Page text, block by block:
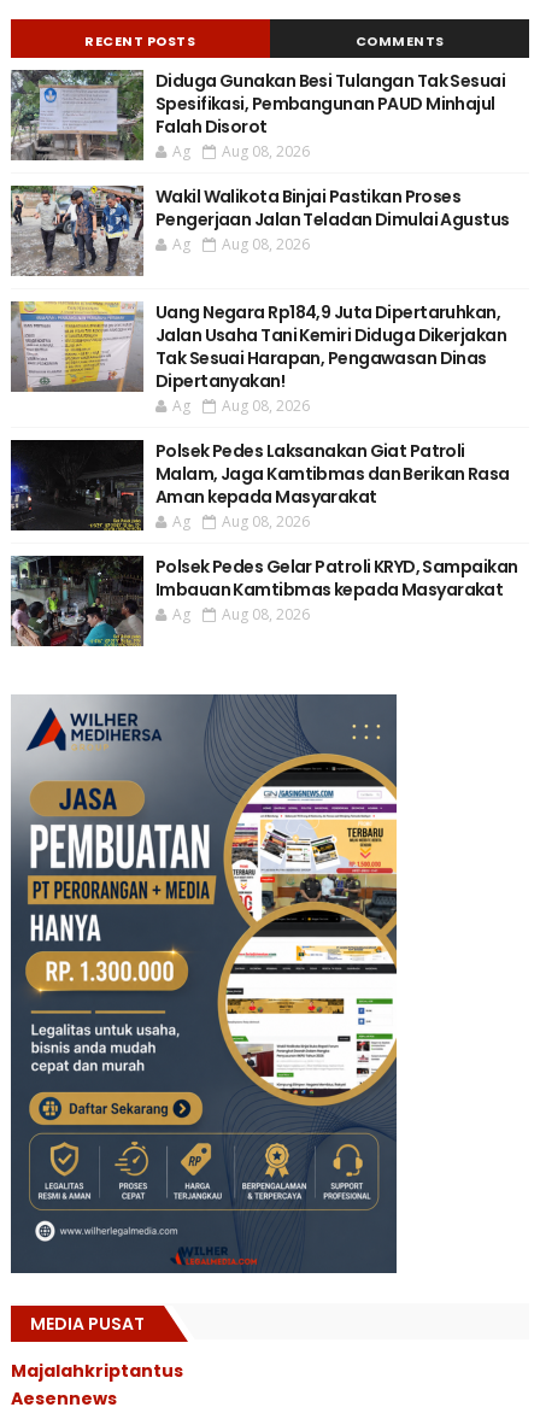
RECENT POSTS COMMENTS
Diduga Gunakan Besi Tulangan Tak Sesuai
Spesifikasi, Pembangunan PAUD Minhajul
Falah Disorot
Ag Aug 08, 2026
Wakil Walikota Binjai Pastikan Proses
Pengerjaan Jalan Teladan Dimulai Agustus
Ag Aug 08, 2026
Uang Negara Rp184,9 Juta Dipertaruhkan,
Jalan Usaha Tani Kemiri Diduga Dikerjakan
Tak Sesuai Harapan, Pengawasan Dinas
Dipertanyakan!
Ag Aug 08, 2026
Polsek Pedes Laksanakan Giat Patroli
Malam, Jaga Kamtibmas dan Berikan Rasa
Aman kepada Masyarakat
Ag Aug 08, 2026
Polsek Pedes Gelar Patroli KRYD, Sampaikan
Imbauan Kamtibmas kepada Masyarakat
Ag Aug 08, 2026
MEDIA PUSAT
Majalahkriptantus
Aesennews